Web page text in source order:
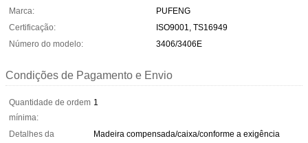
Marca:
PUFENG
Certificação:
ISO9001, TS16949
Número do modelo:
3406/3406E
Condições de Pagamento e Envio
Quantidade de ordem
mínima:
1
Detalhes da
Madeira compensada/caixa/conforme a exigência